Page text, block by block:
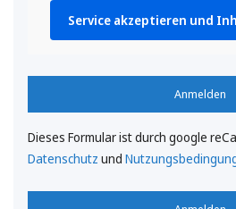
Service akzeptieren und
Anmelden
Dieses Formular ist durch google
Datenschutz und